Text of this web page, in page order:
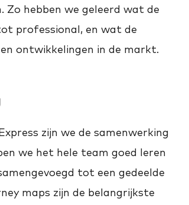
hebben we geleerd wat de
professional, en wat de
ontwikkelingen in de markt.
zijn we de samenwerking
we het hele team goed leren
tot een gedeelde
maps zijn de belangrijkste